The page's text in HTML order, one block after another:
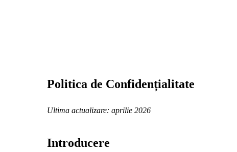
Politica de Confidențialitate
Ultima actualizare: aprilie 2026
Introducere